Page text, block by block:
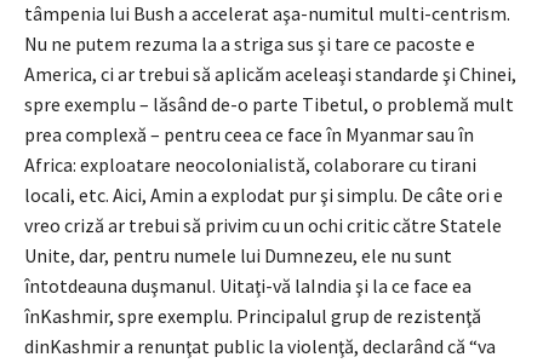
tâmpenia lui Bush a accelerat aşa-numitul multi-centrism.
Nu ne putem rezuma la a striga sus şi tare ce pacoste e
America, ci ar trebui să aplicăm aceleaşi standarde şi Chinei,
spre exemplu – lăsând de-o parte Tibetul, o problemă mult
prea complexă – pentru ceea ce face în Myanmar sau în
Africa: exploatare neocolonialistă, colaborare cu tirani
locali, etc. Aici, Amin a explodat pur şi simplu. De câte ori e
vreo criză ar trebui să privim cu un ochi critic către Statele
Unite, dar, pentru numele lui Dumnezeu, ele nu sunt
întotdeauna duşmanul. Uitaţi-vă laIndia şi la ce face ea
înKashmir, spre exemplu. Principalul grup de rezistenţă
dinKashmir a renunţat public la violenţă, declarând că “va